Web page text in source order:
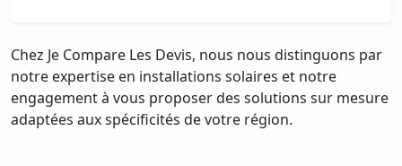
Chez Je Compare Les Devis, nous nous distinguons par
notre expertise en installations solaires et notre
engagement à vous proposer des solutions sur mesure
adaptées aux spécificités de votre région.